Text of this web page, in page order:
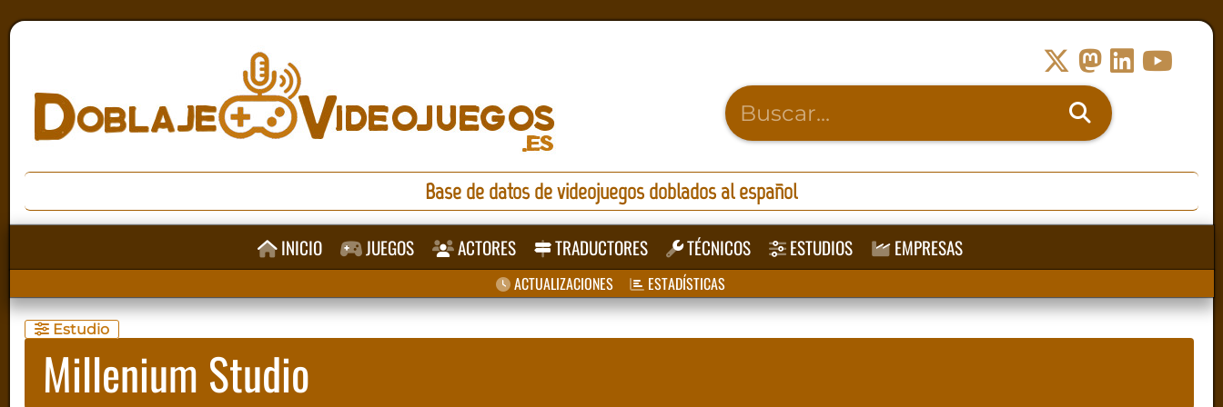
Base de datos de videojuegos doblados al español
INICIO JUEGOS ACTORES TRADUCTORES TÉCNICOS ESTUDIOS EMPRESAS
ACTUALIZACIONES ESTADÍSTICAS
Estudio
Millenium Studio